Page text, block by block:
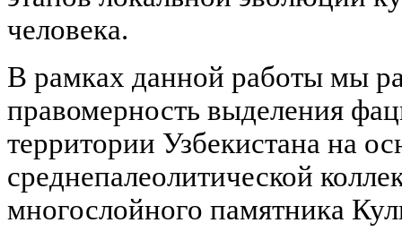
человека.
В рамках данной работы мы
правомерность выделения
территории Узбекистана на
среднепалеолитической
многослойного памятника